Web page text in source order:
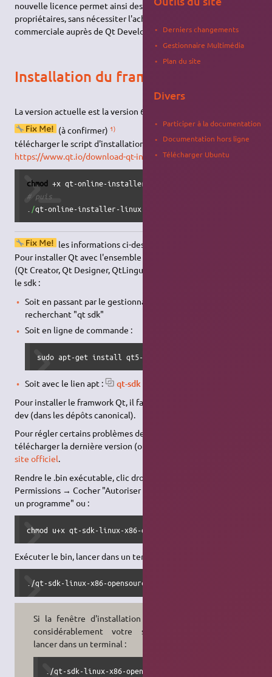
nouvelle licence permet ainsi des développements de logiciels
propriétaires, sans nécessiter l'achat d'une licence
commerciale auprès de Qt Development Frameworks..
Installation du framework
La version actuelle est la version 6
(à confirmer) 1)
télécharger le script d'installation :
https://www.qt.io/download-qt-installerpuis
chmod
# puis
/qt-online-installer-linux-x64-4.9.0.run
les informations ci-dessous sont anciennes
Pour installer Qt avec l'ensemble des outils de développement
(Qt Creator, Qt Designer, QtLinguist et QtAssistant), installez
le sdk :
Soit en passant par le gestionnaire de logiciels en
recherchant "qt sdk"
Soit en ligne de commande :
sudo apt-get install qt5-default
Soit avec le lien apt : qt-sdk
Pour installer le framwork Qt, il faut installer le paquet libqt4-
dev (dans les dépôts canonical).
Pour régler certains problèmes de compatibilité vous pouvez
télécharger la dernière version (ou juste le framework)
site officiel.
Rendre le .bin exécutable, clic droit → Propriétés → Onglet
Permissions → Cocher "Autoriser l’exécution du fichier comme
un programme" ou :
chmod u+x qt-sdk-linux-x86-opensource-2009.01.bin
Exécuter le bin, lancer dans un terminal :
./qt-sdk-linux-x86-opensource-2009.01.bin
Si la fenêtre d'installation ralentit
considérablement votre système,
lancer dans un terminal :
./qt-sdk-linux-x86-opensource-2009.01.bin -style
Derniers changements
Gestionnaire Multimédia
Plan du site
Divers
Participer à la documentation
Documentation hors ligne
Télécharger Ubuntu